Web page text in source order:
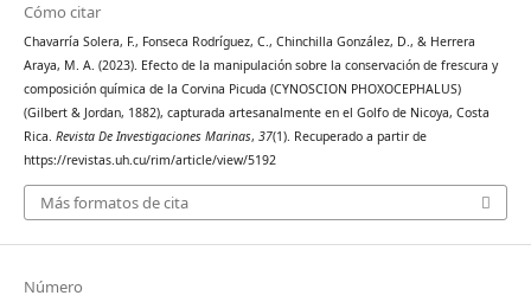
Cómo citar
Chavarría Solera, F., Fonseca Rodríguez, C., Chinchilla González, D., & Herrera
Araya, M. A. (2023). Efecto de la manipulación sobre la conservación de frescura y
composición química de la Corvina Picuda (CYNOSCION PHOXOCEPHALUS)
(Gilbert & Jordan, 1882), capturada artesanalmente en el Golfo de Nicoya, Costa
Rica. Revista De Investigaciones Marinas, 37(1). Recuperado a partir de
https://revistas.uh.cu/rim/article/view/5192
Más formatos de cita
Número